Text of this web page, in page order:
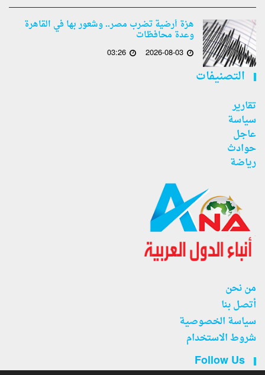
هزة أرضية تضرب مصر.. وشعور بها في القاهرة
وعدة محافظات
2026-08-03
03:26
التصنيفات
تقارير
سياسة
عاجل
حوادث
رياضة
من نحن
أتصل بنا
سياسة الخصوصية
شروط الاستخدام
Follow Us